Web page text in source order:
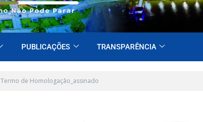
PUBLICAÇÕES TRANSPARÊNCIA
Termo de Homologação_assinado